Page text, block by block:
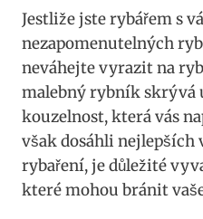
Jestliže jste rybářem s
nezapomenutelných
neváhejte vyrazit na
malebný rybník skrývá
kouzelnost, která vás
však dosáhli nejlepších
rybaření, je důležité
které mohou bránit